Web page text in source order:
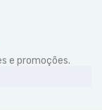
e promoções.